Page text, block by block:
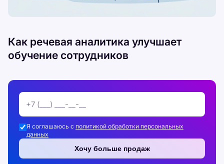
Как речевая аналитика улучшает
обучение сотрудников
Я соглашаюсь с политикой обработки персональных
данных
Хочу больше продаж